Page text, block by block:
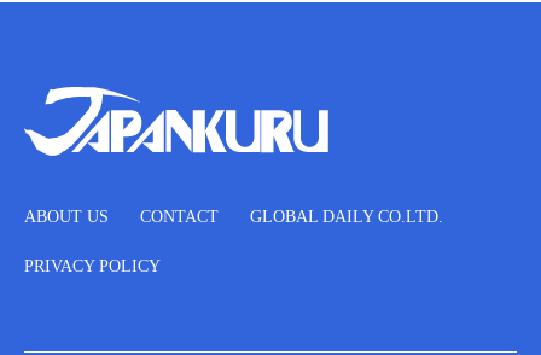
ABOUT US CONTACT GLOBAL DAILY CO.LTD.
PRIVACY POLICY